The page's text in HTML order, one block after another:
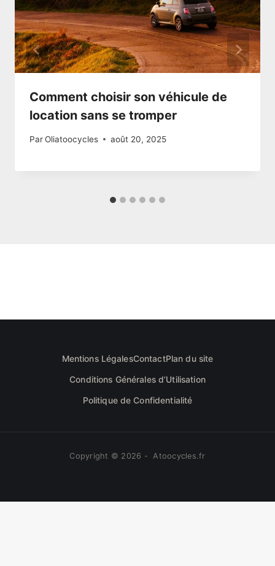
Comment choisir son véhicule de
location sans se tromper
ParOliatoocycles août 20, 2025
Mentions LégalesContactPlan du site
Conditions Générales d’Utilisation
Politique de Confidentialité
Copyright © 2026 - Atoocycles.fr